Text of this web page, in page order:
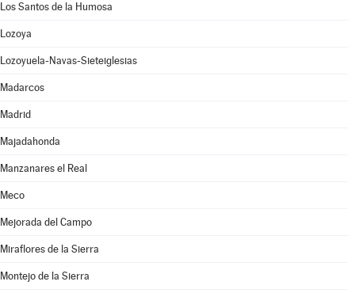
Los Santos de la Humosa
Lozoya
Lozoyuela-Navas-Sieteiglesias
Madarcos
Madrid
Majadahonda
Manzanares el Real
Meco
Mejorada del Campo
Miraflores de la Sierra
Montejo de la Sierra